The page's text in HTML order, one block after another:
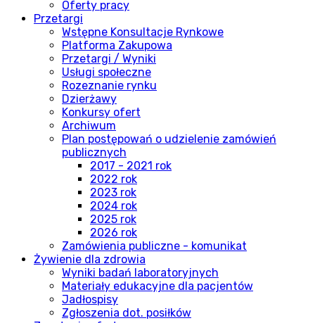
Oferty pracy
Przetargi
Wstępne Konsultacje Rynkowe
Platforma Zakupowa
Przetargi / Wyniki
Usługi społeczne
Rozeznanie rynku
Dzierżawy
Konkursy ofert
Archiwum
Plan postępowań o udzielenie zamówień
publicznych
2017 - 2021 rok
2022 rok
2023 rok
2024 rok
2025 rok
2026 rok
Zamówienia publiczne - komunikat
Żywienie dla zdrowia
Wyniki badań laboratoryjnych
Materiały edukacyjne dla pacjentów
Jadłospisy
Zgłoszenia dot. posiłków